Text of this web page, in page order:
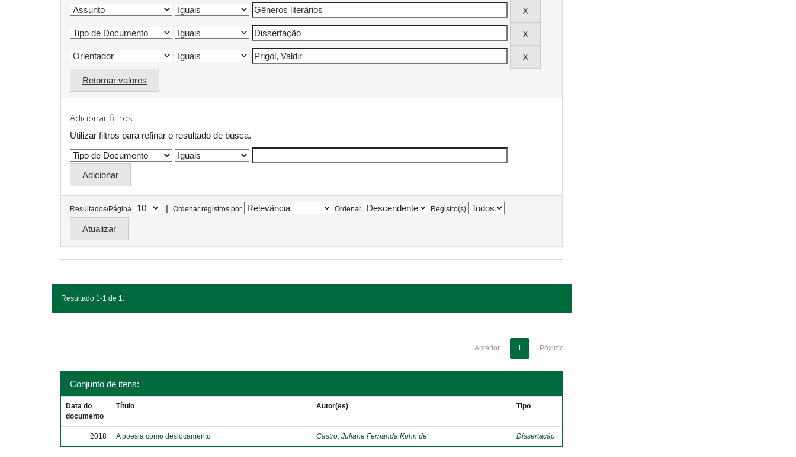
Retornar valores
Adicionar filtros:
Utilizar filtros para refinar o resultado de busca.
Resultados/Página | Ordenar registros por Ordenar Registro(s)
Resultado 1-1 de 1.
Anterior 1 Póximo
Conjunto de itens:
Data do
documento
Título Autor(es) Tipo
2018 A poesia como deslocamento Castro, Juliane Fernanda Kuhn de Dissertação